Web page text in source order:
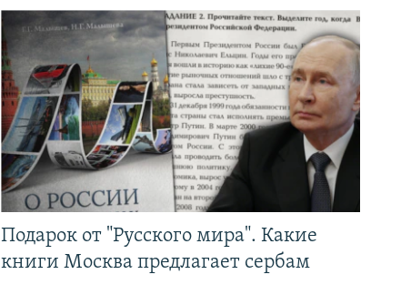
Подарок от "Русского мира". Какие
книги Москва предлагает сербам